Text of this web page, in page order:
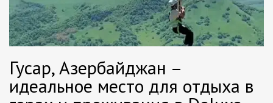
Гусар, Азербайджан –
идеальное место для отдыха в